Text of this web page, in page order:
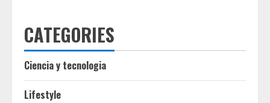
CATEGORIES
Ciencia y tecnologia
Lifestyle